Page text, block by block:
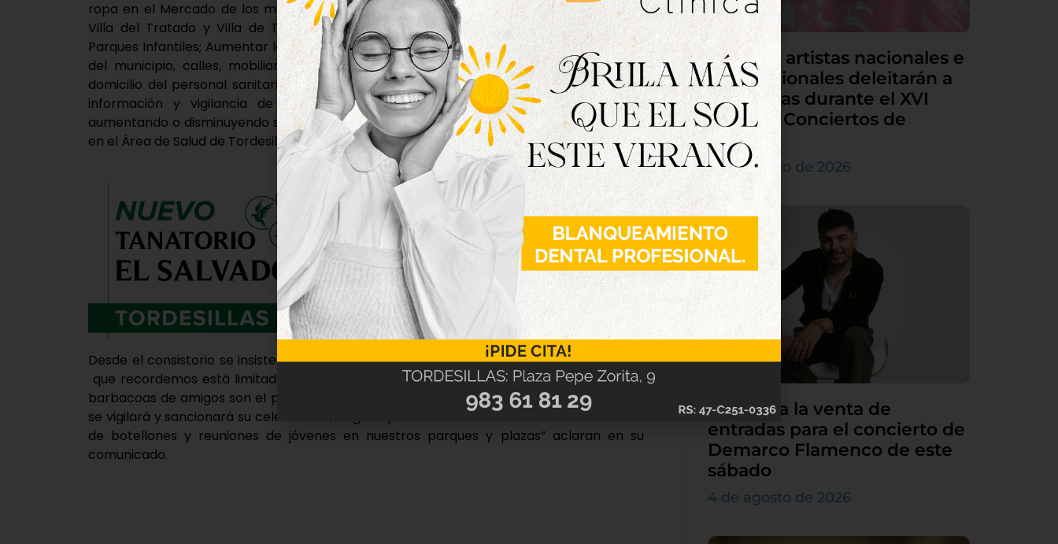
ropa en el Mercado de los martes; No permitir visitas a las residencias de mayores de
Villa del Tratado y Villa de Tordesillas; Cerrar a partir de mañana 27 de agosto los
Parques Infantiles; Aumentar los trabajos de desinfección de los lugares más transitados
del municipio, calles, mobiliario urbano y plazas; Activar el servicio de transporte a
domicilio del personal sanitario del Centro de Salud las 24 horas; Activar el servicio de
información y vigilancia de Protección Civil. Todas Las medidas restrictivas irán
aumentando o disminuyendo según vaya mejorando o empeorando la situación sanitaria
en el Área de Salud de Tordesillas.
Desde el consistorio se insiste en la importancia de limitar el contacto entre personas,
que recordemos está limitado a 10 integrantes. “La organización de fiestas familiares y
barbacoas de amigos son el principal motivo de los contagios de nuestra Área de Salud,
se vigilará y sancionará su celebración, al igual que se está realizando con la celebración
de botellones y reuniones de jóvenes en nuestros parques y plazas” aclaran en su
comunicado.
Grandes artistas nacionales e
internacionales deleitarán a
Tordesillas durante el XVI
Ciclo de Conciertos de
Órgano
4 de agosto de 2026
Continúa la venta de
entradas para el concierto de
Demarco Flamenco de este
sábado
4 de agosto de 2026